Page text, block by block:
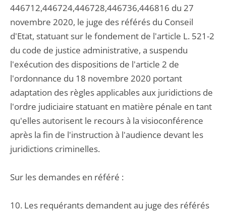
446712,446724,446728,446736,446816 du 27
novembre 2020, le juge des référés du Conseil
d'Etat, statuant sur le fondement de l'article L. 521-2
du code de justice administrative, a suspendu
l'exécution des dispositions de l'article 2 de
l'ordonnance du 18 novembre 2020 portant
adaptation des règles applicables aux juridictions de
l'ordre judiciaire statuant en matière pénale en tant
qu'elles autorisent le recours à la visioconférence
après la fin de l'instruction à l'audience devant les
juridictions criminelles.
Sur les demandes en référé :
10. Les requérants demandent au juge des référés